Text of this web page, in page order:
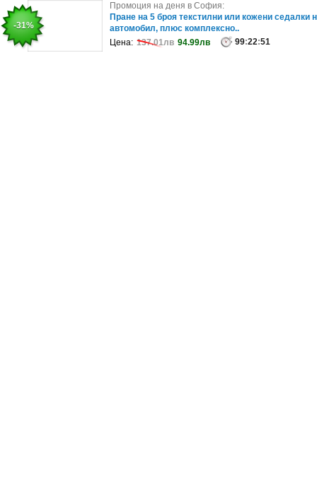
-25%
Промоция на деня в Бургас:
Релакс в Св. св. Константин и Елена през Август:
Нощувка в студио или апар..
Цена: 195.58лв 146.69лв 99:22:47
-31%
Промоция на деня в София:
Пране на 5 броя текстилни или кожени седалки
автомобил, плюс комплексно..
Цена: 137.01лв 94.99лв 99:22:51